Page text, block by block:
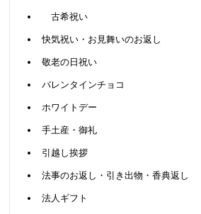
古希祝い
快気祝い・お見舞いのお返し
敬老の日祝い
バレンタインチョコ
ホワイトデー
手土産・御礼
引越し挨拶
法事のお返し・引き出物・香典返し
法人ギフト